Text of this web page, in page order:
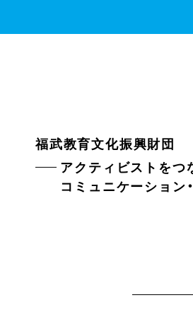
福武教育文化振興財団
アクティビストをつ
コミュニケーション